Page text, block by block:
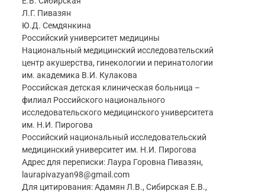
Л.Г. Пивазян
Ю.Д. Семдянкина
Российский университет медицины
Национальный медицинский исследовательский
центр акушерства, гинекологии и перинатологии
им. академика В.И. Кулакова
Российская детская клиническая больница –
филиал Российского национального
исследовательского медицинского университета
им. Н.И. Пирогова
Российский национальный исследовательский
медицинский университет им. Н.И. Пирогова
Адрес для переписки: Лаура Горовна Пивазян,
laurapivazyan98@gmail.com
Для цитирования: Адамян Л.В., Сибирская Е.В.,